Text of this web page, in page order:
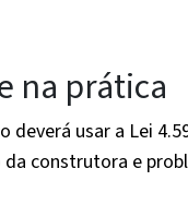
na prática
deverá usar a Lei
construtora e